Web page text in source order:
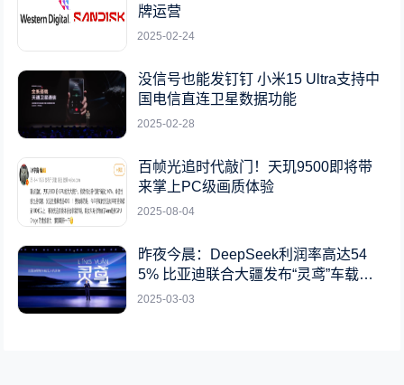
牌运营
2025-02-24
没信号也能发钉钉 小米15 Ultra支持中
国电信直连卫星数据功能
2025-02-28
百帧光追时代敲门！天玑9500即将带
来掌上PC级画质体验
2025-08-04
昨夜今晨：DeepSeek利润率高达54
5% 比亚迪联合大疆发布“灵鸢”车载无
人机系统
2025-03-03